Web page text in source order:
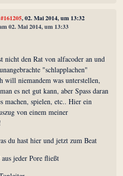
, 02. Mai 2014, um 13:32
02. Mai 2014, um 13:33
nicht den Rat von alfacoder an und
"schlapplachen"
will niemandem was unterstellen,
es net gut kann, aber Spass daran
machen, spielen, etc.. Hier ein
von einem meiner
du hast hier und jetzt zum Beat
jeder Pore fließt